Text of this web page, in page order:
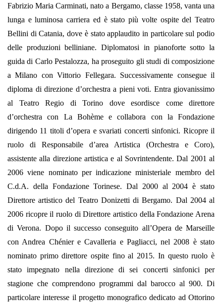
Fabrizio Maria Carminati, nato a Bergamo, classe 1958, vanta una
lunga e luminosa carriera ed è stato più volte ospite del Teatro
Bellini di Catania, dove è stato applaudito in particolare sul podio
delle produzioni belliniane. Diplomatosi in pianoforte sotto la
guida di Carlo Pestalozza, ha proseguito gli studi di composizione
a Milano con Vittorio Fellegara. Successivamente consegue il
diploma di direzione d’orchestra a pieni voti. Entra giovanissimo
al Teatro Regio di Torino dove esordisce come direttore
d’orchestra con La Bohème e collabora con la Fondazione
dirigendo 11 titoli d’opera e svariati concerti sinfonici. Ricopre il
ruolo di Responsabile d’area Artistica (Orchestra e Coro),
assistente alla direzione artistica e al Sovrintendente. Dal 2001 al
2006 viene nominato per indicazione ministeriale membro del
C.d.A. della Fondazione Torinese. Dal 2000 al 2004 è stato
Direttore artistico del Teatro Donizetti di Bergamo. Dal 2004 al
2006 ricopre il ruolo di Direttore artistico della Fondazione Arena
di Verona. Dopo il successo conseguito all’Opera de Marseille
con Andrea Chénier e Cavalleria e Pagliacci, nel 2008 è stato
nominato primo direttore ospite fino al 2015. In questo ruolo è
stato impegnato nella direzione di sei concerti sinfonici per
stagione che comprendono programmi dal barocco al 900. Di
particolare interesse il progetto monografico dedicato ad Ottorino